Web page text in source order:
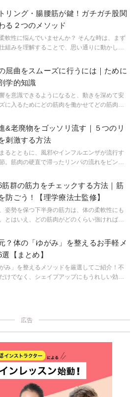
リング・腸腰筋が鍵！ガチガチ股関
る２つのメソッド
軟性に悩んでいませんか？ そんな時は、まず
組みを理解することで、思い通りに動かしや
ない動きで筋肉を養っていきましょう。今回
ポーズ（ウトゥカターサナ）」が安定しない
筋肉と、そのアプローチ法をご紹介します！
屈曲をスムーズに行うには｜ために
学的知識
を意識できるようになると、動きを深めて安
に入るためにどの筋肉を働かせてどの筋肉を
&老廃物をゴッソリ流す｜５つのリ
刺激する方法
るとともに、風邪やインフルエンザが流行す
。筋肉の硬直で滞ったリンパの流れをピンポ
体をつくりましょう！
筋群の筋力をチェックする方法｜筋
防ごう！【理学療法士監修】
姿勢を保つ下半身の筋力は、体の柔軟性にも
とはいえ、どの筋肉がどのくらい強ければい
生にひと目でわかる下半身筋力チェック法を
だきました。気づくことで弱点克服の第一歩
ましょう。
？体の「ゆがみ」を整えるお手軽メ
【まとめ】
み」を整えるメソッドを厳選してご紹介！不
けでなく、シェイプアップにもうれしい効果
広告